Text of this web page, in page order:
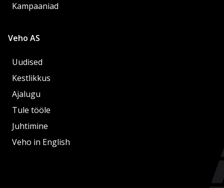
Kampaaniad
Veho AS
Uudised
Kestlikkus
Ajalugu
Tule tööle
Juhtimine
Veho in English